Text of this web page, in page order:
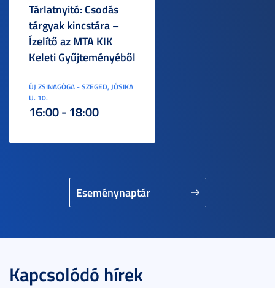
Eseménynaptár
Tárlatnyitó: Csodás
tárgyak kincstára –
Ízelítő az MTA KIK
Keleti Gyűjteményéből
ÚJ ZSINAGÓGA - SZEGED, JÓSIKA
U. 10.
16:00 - 18:00
Kapcsolódó hírek